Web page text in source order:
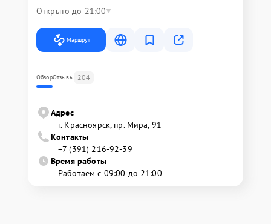
Открыто до 21:00
Маршрут
ОбзорОтзывы 204
Адрес
г. Красноярск, ​пр. Мира, 91
Контакты
+7 (391) 216-92-39
Время работы
Работаем с 09:00 до 21:00